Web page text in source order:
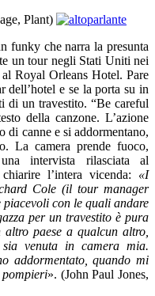
Plant)
funky che narra la presunta
un tour negli Stati Uniti nei
Royal Orleans Hotel. Pare
dell’hotel e se la porta su in
di un travestito. “Be careful
della canzone. L’azione
di canne e si addormentano,
La camera prende fuoco,
intervista rilasciata al
l’intera vicenda: «I
Cole (il tour manager
con le quali andare
per un travestito è pura
altro paese a qualcun altro,
venuta in camera mia.
addormentato, quando mi
». (John Paul Jones,